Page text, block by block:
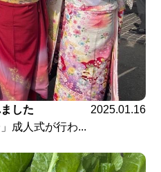
した
2025.01.16
成人式が行わ...